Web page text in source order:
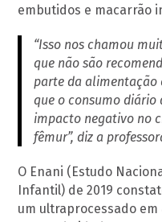
embutidos e macarrão
“Isso nos chamou
que não são
parte da alimentação
que o consumo
impacto negativo no
fêmur”, diz a
O Enani (Estudo
Infantil) de 2019
um ultraprocessado em